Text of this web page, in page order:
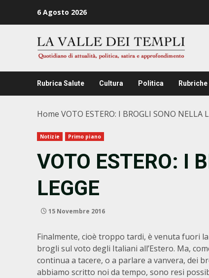
6 Agosto 2026
Rubrica Salute Cultura Politica Rubriche
Home VOTO ESTERO: I BROGLI SONO NELLA
Notizie Primo piano
VOTO ESTERO: I
LEGGE
15 Novembre 2016
Finalmente, cioè troppo tardi, è venuta fuori
brogli sul voto degli Italiani all’Estero. Ma,
continua a tacere, o a parlare a vanvera, dei
abbiamo scritto noi da tempo, sono resi